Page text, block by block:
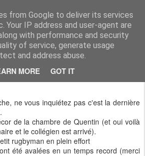
from Google to deliver its services
Your IP address and user-agent are
with performance and security
of service, generate usage
and address abuse.
MORE GOT IT
au chocolat
ne vous inquiétez pas c'est la dernière
de la chambre de Quentin (et oui voilà
et le collégien est arrivé).
rugbyman en plein effort
été avalées en un temps record (merci